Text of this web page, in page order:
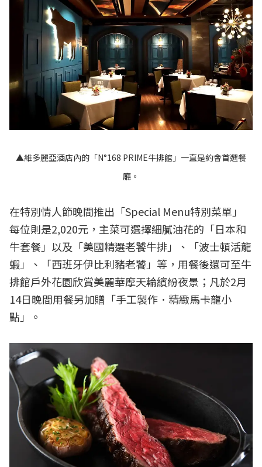
▲維多麗亞酒店內的「N°168 PRIME牛排館」一直是約會首選餐
廳。
在特別情人節晚間推出「Special Menu特別菜單」
每位則是2,020元，主菜可選擇細膩油花的「日本和
牛套餐」以及「美國精選老饕牛排」、「波士頓活龍
蝦」、「西班牙伊比利豬老饕」等，用餐後還可至牛
排館戶外花園欣賞美麗華摩天輪繽紛夜景；凡於2月
14日晚間用餐另加贈「手工製作．精緻馬卡龍小
點」。